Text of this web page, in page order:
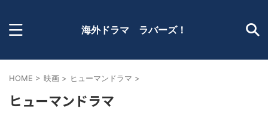
海外ドラマ ラバーズ！
HOME > 映画 > ヒューマンドラマ >
ヒューマンドラマ